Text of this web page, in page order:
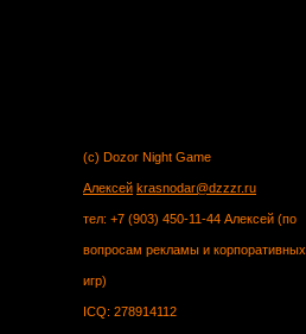
(c) Dozor Night Game
Алексей krasnodar@dzzzr.ru
тел: +7 (903) 450-11-44 Алексей (по
вопросам рекламы и корпоративных
игр)
ICQ: 278914112